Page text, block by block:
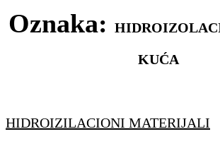
Oznaka:
KUĆA
HIDROIZILACIONI MATERIJALI